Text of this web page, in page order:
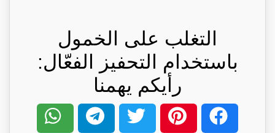
التغلب على الخمول
باستخدام التحفيز الفعّال:
رأيكم يهمنا